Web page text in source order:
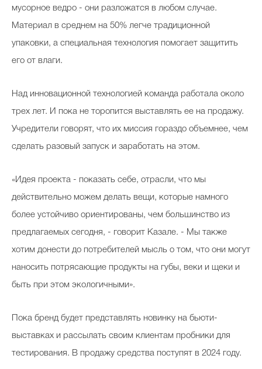
мусорное ведро - они разложатся в любом случае.
Материал в среднем на 50% легче традиционной
упаковки, а специальная технология помогает защитить
его от влаги.
Над инновационной технологией команда работала около
трех лет. И пока не торопится выставлять ее на продажу.
Учредители говорят, что их миссия гораздо объемнее, чем
сделать разовый запуск и заработать на этом.
«Идея проекта - показать себе, отрасли, что мы
действительно можем делать вещи, которые намного
более устойчиво ориентированы, чем большинство из
предлагаемых сегодня, - говорит Казале. - Мы также
хотим донести до потребителей мысль о том, что они могут
наносить потрясающие продукты на губы, веки и щеки и
быть при этом экологичными».
Пока бренд будет представлять новинку на бьюти-
выставках и рассылать своим клиентам пробники для
тестирования. В продажу средства поступят в 2024 году.